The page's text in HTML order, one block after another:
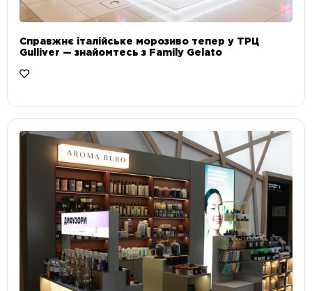
Справжнє італійське морозиво тепер у ТРЦ
Gulliver — знайомтесь з Family Gelato